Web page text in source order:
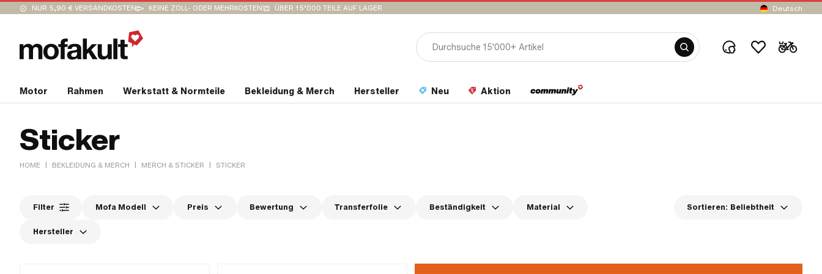
NUR 5,90 € VERSANDKOSTEN KEINE ZOLL- ODER MEHRKOSTEN ÜBER 15’000 TEILE AUF LAGER Deutsch
Motor Rahmen Werkstatt & Normteile Bekleidung & Merch Hersteller Neu Aktion
Sticker
HOME | BEKLEIDUNG & MERCH | MERCH & STICKER | STICKER
Filter Mofa Modell Preis Bewertung Transferfolie Beständigkeit Material
Hersteller
Sortieren: Beliebtheit